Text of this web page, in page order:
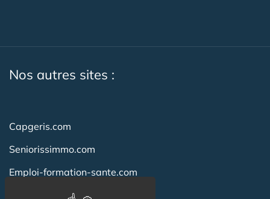
Nos autres sites :
Capgeris.com
Seniorissimmo.com
Emploi-formation-sante.com